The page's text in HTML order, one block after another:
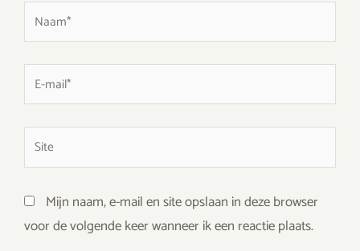
Naam*
mail*
Site
Mijn naam, e-mail en site opslaan in deze browser
voor de volgende keer wanneer ik een reactie plaats.